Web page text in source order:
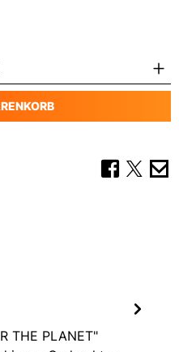
gewünschten
THE PLANET"